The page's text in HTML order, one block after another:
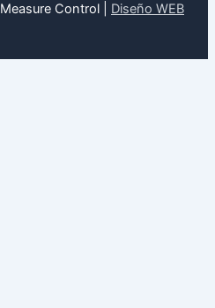
Control | Diseño WEB